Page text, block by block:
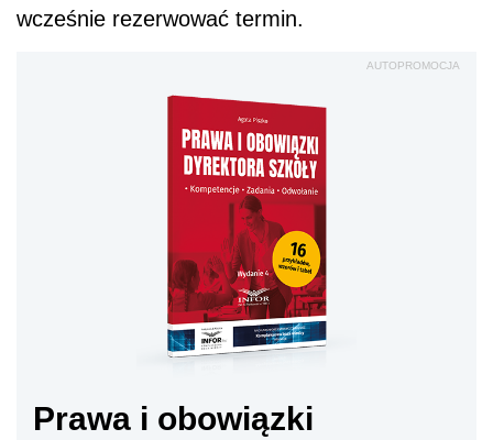
wcześnie rezerwować termin.
AUTOPROMOCJA
Prawa i obowiązki